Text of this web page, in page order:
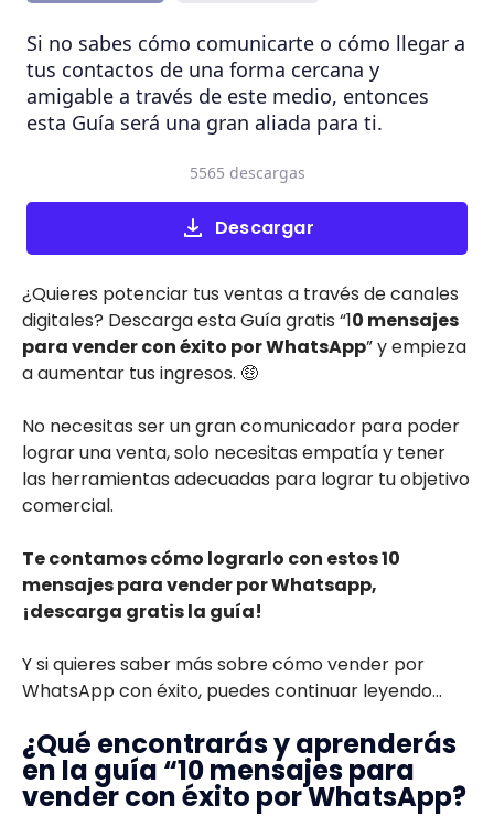
Si no sabes cómo comunicarte o cómo llegar a
tus contactos de una forma cercana y
amigable a través de este medio, entonces
esta Guía será una gran aliada para ti.
Descargar
5565 descargas
¿Quieres potenciar tus ventas a través de canales
digitales? Descarga esta Guía gratis “10 mensajes
para vender con éxito por WhatsApp” y empieza
a aumentar tus ingresos. 🤑
No necesitas ser un gran comunicador para poder
lograr una venta, solo necesitas empatía y tener
las herramientas adecuadas para lograr tu objetivo
comercial.
Te contamos cómo lograrlo con estos 10
mensajes para vender por Whatsapp,
¡descarga gratis la guía!
Y si quieres saber más sobre cómo vender por
WhatsApp con éxito, puedes continuar leyendo…
¿Qué encontrarás y aprenderás
en la guía “10 mensajes para
vender con éxito por WhatsApp?